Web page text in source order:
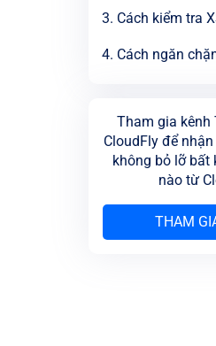
3. Cách kiểm tra
4. Cách ngăn
Tham gia kênh
CloudFly để
không bỏ lỡ bất
nào từ
THAM